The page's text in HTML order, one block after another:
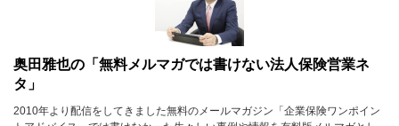
奥田雅也の「無料メルマガでは書けない法人保険営業ネ
タ」
2010年より配信をしてきました無料のメールマガジン「企業保険ワンポイン